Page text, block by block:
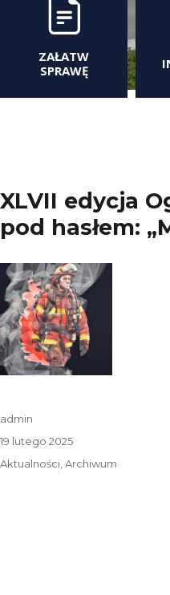
ZAŁATW
SPRAWĘ
XLVII edycja
pod hasłem:
Autor
admin
Data
publikacji
19 lutego 2025
Kategorie
Aktualności,Archiwum